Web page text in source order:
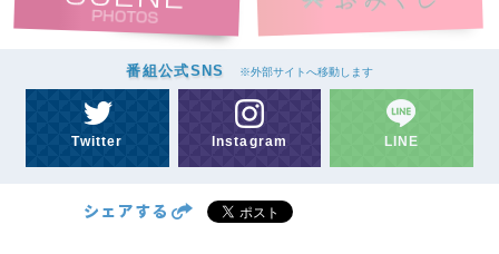
番組公式SNS ※外部サイトへ移動します
Twitter Instagram LINE